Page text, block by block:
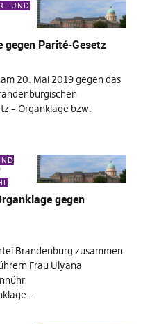
UND
gegen Parité-Gesetz
20. Mai 2019 gegen das
– Organklage bzw.
gegen
Brandenburg zusammen
Frau Ulyana